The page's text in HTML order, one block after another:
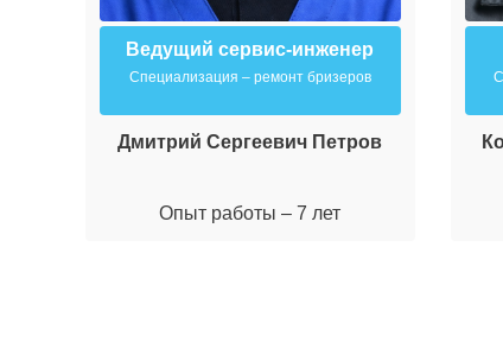
Ведущий сервис-инженер
Специализация – ремонт бризеров
Дмитрий Сергеевич Петров
Опыт работы – 7 лет